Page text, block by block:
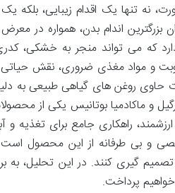
نه تنها یک اقدام زیبایی،
اندام بدن، همواره در
دارد که می تواند منجر به خشکی،
و مواد مغذی ضروری، نقش
حاوی روغن های گیاهی طبیعی به
و ماکادمیا بوتانیس یکی از
راهکاری جامع برای تغذیه
و بی طرفانه از این محصول است
گیری کنند. در این تحلیل، به
خواهیم پرداخت.